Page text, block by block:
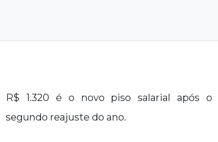
R$ 1.320 é o novo piso salarial após o
segundo reajuste do ano.